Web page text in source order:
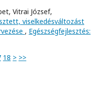
Vitrai József,
viselkedésváltozást
, Egészségfejlesztés:
18 > >>